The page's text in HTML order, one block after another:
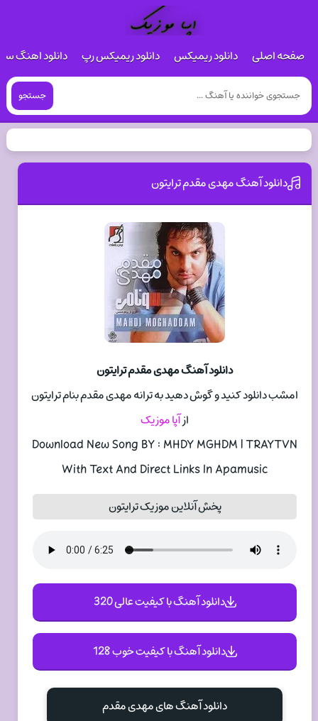
صفحه اصلی دانلود ریمیکس دانلود ریمیکس رپ دانلود اهنگ
جستجو
دانلود آهنگ مهدی مقدم ترایتون
دانلود آهنگ مهدی مقدم ترایتون
امشب دانلود کنید و گوش دهید به ترانه مهدی مقدم بنام ترایتون
ازآپا موزیک
Download New Song BY : MHDY MGHDM | TRAYTVN
With Text And Direct Links In Apamusic
پخش آنلاین موزیک ترایتون
دانلود آهنگ با کیفیت عالی 320
دانلود آهنگ با کیفیت خوب 128
دانلود آهنگ های مهدی مقدم